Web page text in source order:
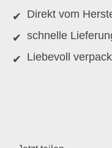
Direkt vom
schnelle
Liebevoll